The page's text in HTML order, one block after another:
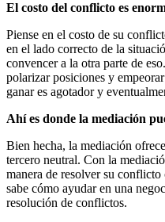
El costo del conflicto es
Piense en el costo de su
en el lado correcto de la
convencer a la otra parte de
polarizar posiciones y
ganar es agotador y
Ahí es donde la mediación
Bien hecha, la mediación
tercero neutral. Con la
manera de resolver su
sabe cómo ayudar en una
resolución de conflictos.